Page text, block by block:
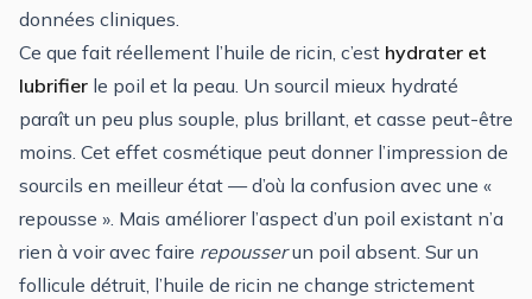
données cliniques.
Ce que fait réellement l’huile de ricin, c’est hydrater et
lubrifier le poil et la peau. Un sourcil mieux hydraté
paraît un peu plus souple, plus brillant, et casse peut-être
moins. Cet effet cosmétique peut donner l’impression de
sourcils en meilleur état — d’où la confusion avec une «
repousse ». Mais améliorer l’aspect d’un poil existant n’a
rien à voir avec faire repousserun poil absent. Sur un
follicule détruit, l’huile de ricin ne change strictement